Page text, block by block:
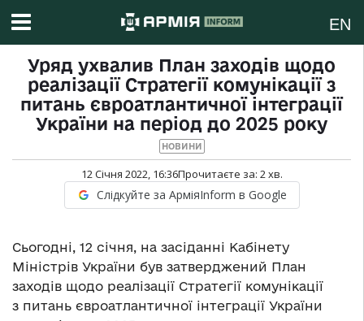
EN
Уряд ухвалив План заходів щодо
реалізації Стратегії комунікації з
питань євроатлантичної інтеграції
України на період до 2025 року
НОВИНИ
12 Січня 2022, 16:36Прочитаєте за: 2хв.
Слідкуйте за АрміяInform в Google
Сьогодні, 12 січня, на засіданні Кабінету
Міністрів України був затверджений План
заходів щодо реалізації Стратегії комунікації
з питань євроатлантичної інтеграції України